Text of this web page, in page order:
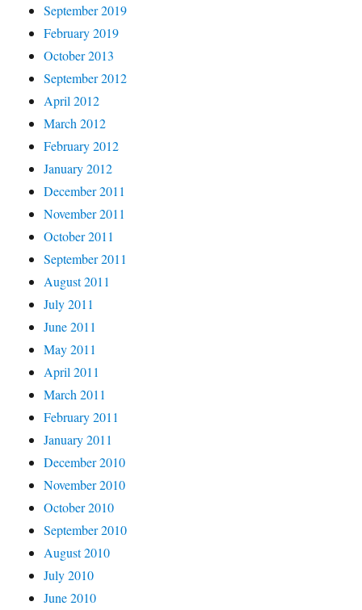
September 2019
February 2019
October 2013
September 2012
April 2012
March 2012
February 2012
January 2012
December 2011
November 2011
October 2011
September 2011
August 2011
July 2011
June 2011
May 2011
April 2011
March 2011
February 2011
January 2011
December 2010
November 2010
October 2010
September 2010
August 2010
July 2010
June 2010